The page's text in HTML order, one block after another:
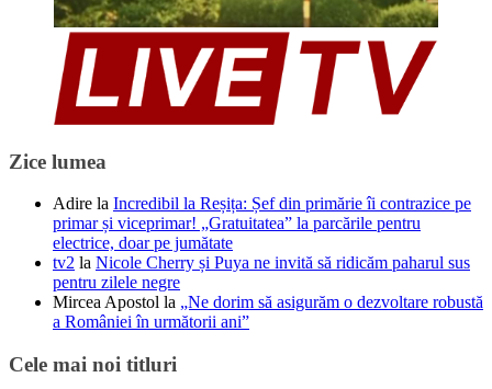
Zice lumea
Adire la Incredibil la Reșița: Șef din primărie îi contrazice pe
primar și viceprimar! „Gratuitatea” la parcările pentru
electrice, doar pe jumătate
tv2 la Nicole Cherry și Puya ne invită să ridicăm paharul sus
pentru zilele negre
Mircea Apostol la „Ne dorim să asigurăm o dezvoltare robustă
a României în următorii ani”
Cele mai noi titluri